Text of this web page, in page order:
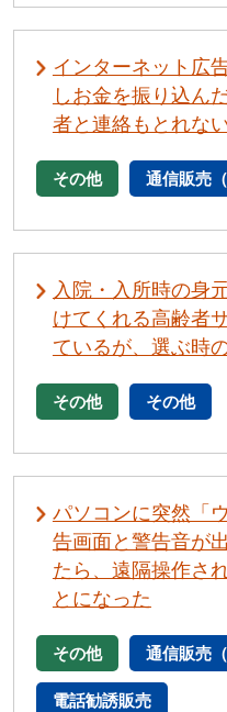
インターネット広
しお金を振り込ん
者と連絡もとれな
その他 通信販売
入院・入所時の身
けてくれる高齢者
ているが、選ぶ時
その他 その他
パソコンに突然「
告画面と警告音が
たら、遠隔操作さ
とになった
その他 通信販売
電話勧誘販売